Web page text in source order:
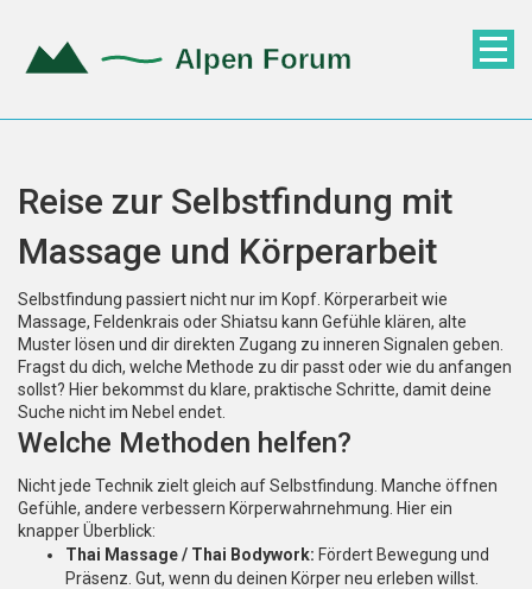
Reise zur Selbstfindung mit
Massage und Körperarbeit
Selbstfindung passiert nicht nur im Kopf. Körperarbeit wie
Massage, Feldenkrais oder Shiatsu kann Gefühle klären, alte
Muster lösen und dir direkten Zugang zu inneren Signalen geben.
Fragst du dich, welche Methode zu dir passt oder wie du anfangen
sollst? Hier bekommst du klare, praktische Schritte, damit deine
Suche nicht im Nebel endet.
Welche Methoden helfen?
Nicht jede Technik zielt gleich auf Selbstfindung. Manche öffnen
Gefühle, andere verbessern Körperwahrnehmung. Hier ein
knapper Überblick:
Thai Massage / Thai Bodywork: Fördert Bewegung und
Präsenz. Gut, wenn du deinen Körper neu erleben willst.